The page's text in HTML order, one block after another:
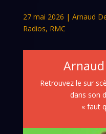
27 mai 2026 | Arnaud
Radios, RMC
Retrouvez le sur
dans son
« faut